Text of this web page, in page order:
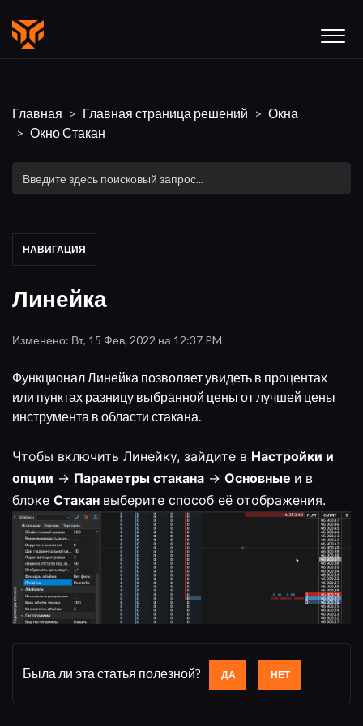
Главная Главная страница решений
Окна
Окно Стакан
НАВИГАЦИЯ
Линейка
Изменено: Вт, 15 Фев, 2022 на 12:37 PM
Функционал Линейка позволяет увидеть в процентах
или пунктах разницу выбранной цены от лучшей цены
инструмента в области стакана.
Чтобы включить Линейку, зайдите в Настройки и
опции → Параметры стакана → Основные и в
блоке Стакан выберите способ её отображения.
Была ли эта статья полезной? ДА НЕТ